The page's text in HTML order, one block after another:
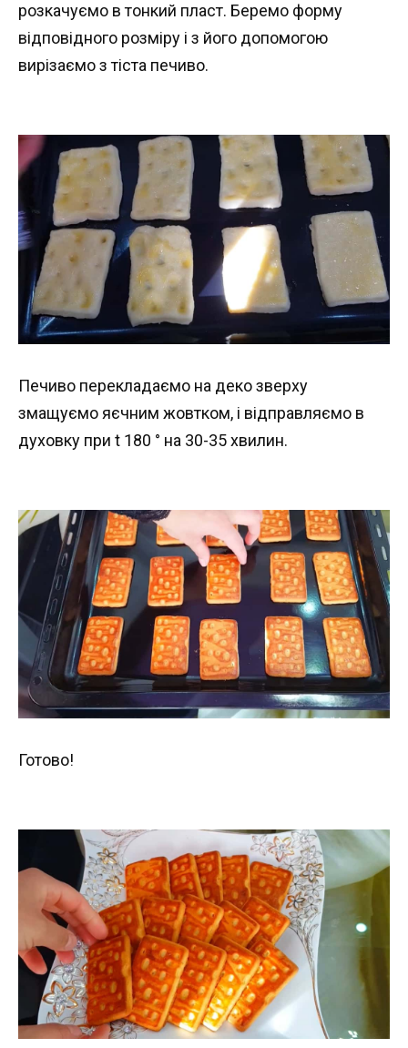
розкачуємо в тонкий пласт. Беремо форму
відповідного розміру і з його допомогою
вирізаємо з тіста печиво.
Печиво перекладаємо на деко зверху
змащуємо яєчним жовтком, і відправляємо в
духовку при t 180 ° на 30-35 хвилин.
Готово!